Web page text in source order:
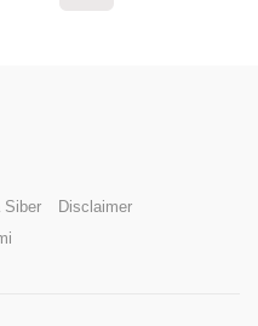
Siber
Disclaimer